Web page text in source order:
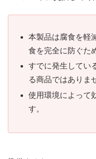
本製品は腐食を軽
食を完全に防ぐた
すでに発生してい
る商品ではありま
使用環境によって
す。